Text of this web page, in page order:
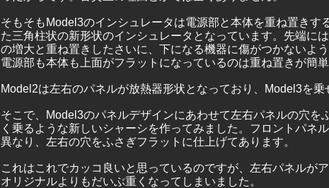
そもそもModel3のインシュレータは電源部と本体を重ね置きす
た三角柱状の新形状のインシュレータとなっています。先端に
の増大と重ね置きしたさいに、下になる機器に傷がつかないよう
電源部も本体も上面がフラットになっているのは重ね置きが簡
Model2は左右のパネルが放熱器形状となっており、Model3を乗
そこで、Model3のパネルデザインにあわせて左右パネルの穴を
く乗るような新しいシャーシを作ってみました。フロントパネ
異なり、左右の穴をふさぎフラットに仕上げてあります。
これはこれでカッコ良いと思っているのですが、左右パネルが
オリジナルよりもだいぶ重くなってしまいました。